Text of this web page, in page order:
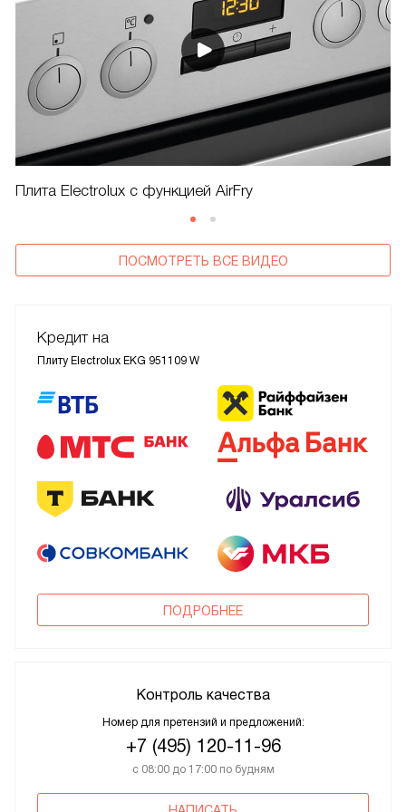
Плита Electrolux с функцией AirFry
ПОСМОТРЕТЬ ВСЕ ВИДЕО
Кредит на
Плиту Electrolux EKG 951109 W
ПОДРОБНЕЕ
Контроль качества
Номер для претензий и предложений:
+7 (495) 120-11-96
с 08:00 до 17:00 по будням